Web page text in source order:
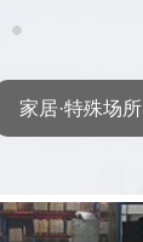
家居·特殊场所